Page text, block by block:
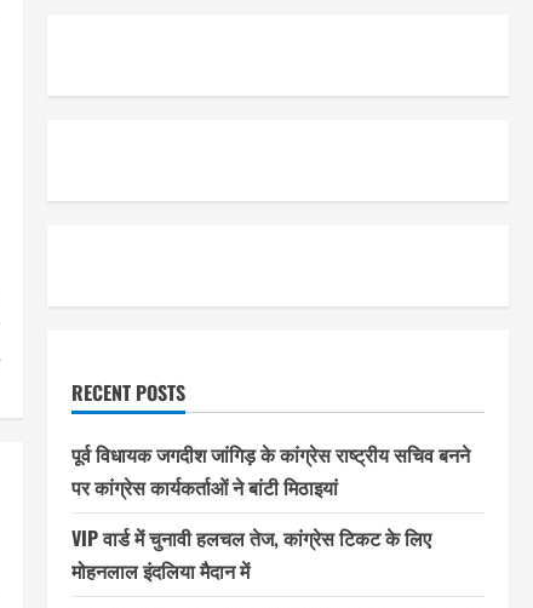
RECENT POSTS
पूर्व विधायक जगदीश जांगिड़ के कांग्रेस राष्ट्रीय सचिव बनने
पर कांग्रेस कार्यकर्ताओं ने बांटी मिठाइयां
VIP वार्ड में चुनावी हलचल तेज, कांग्रेस टिकट के लिए
मोहनलाल इंदलिया मैदान में